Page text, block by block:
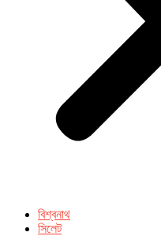
বিশ্বনাথ
সিলেট